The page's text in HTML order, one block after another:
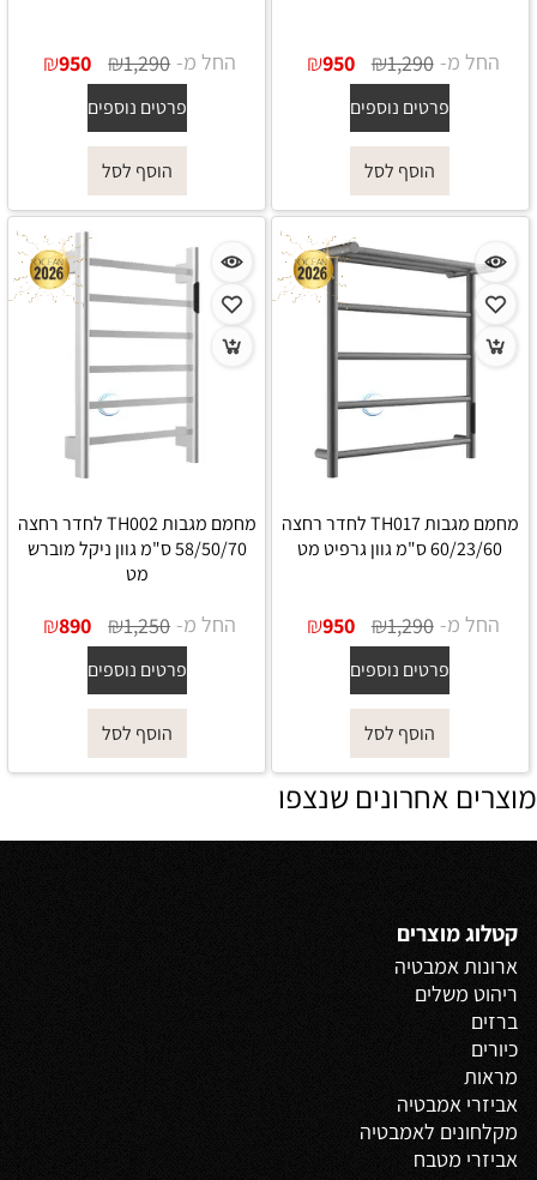
החל מ- ₪1,290
₪950
פרטים נוספים
הוסף לסל
החל מ- ₪1,290
₪950
פרטים נוספים
הוסף לסל
מחמם מגבות TH017 לחדר רחצה
60/23/60 ס"מ גוון גרפיט מט
החל מ- ₪1,290
₪950
פרטים נוספים
הוסף לסל
מחמם מגבות TH002 לחדר רחצה
58/50/70 ס"מ גוון ניקל מוברש
מט
החל מ- ₪1,250
₪890
פרטים נוספים
הוסף לסל
מוצרים אחרונים שנצפו
קטלוג מוצרים
ארונות אמבטיה
ריהוט משלים
ברזים
כיורים
מראות
אביזרי אמבטיה
מקלחונים לאמבטיה
אביזרי מטבח